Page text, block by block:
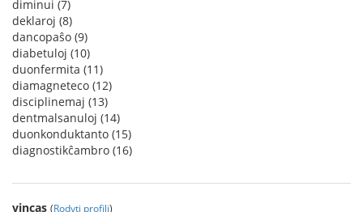
diminui (7)
deklaroj (8)
dancopaŝo (9)
diabetuloj (10)
duonfermita (11)
diamagneteco (12)
disciplinemaj (13)
dentmalsanuloj (14)
duonkonduktanto (15)
diagnostikĉambro (16)
vincas (Rodyti profilį)